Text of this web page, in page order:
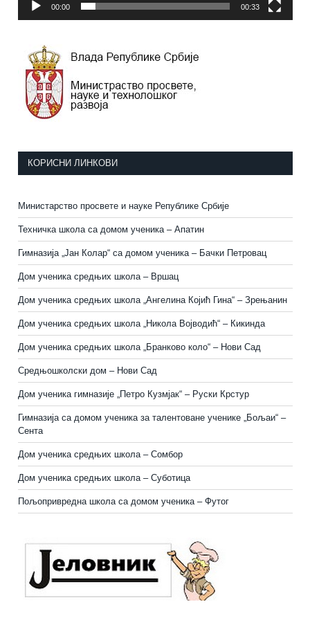
00:00 00:33
КОРИСНИ ЛИНКОВИ
Министарство просвете и науке Републике Србије
Техничка школа са домом ученика – Апатин
Гимназија „Јан Колар“ са домом ученика – Бачки Петровац
Дом ученика средњих школа – Вршац
Дом ученика средњих школа „Ангелина Којић Гина“ – Зрењанин
Дом ученика средњих школа „Никола Војводић“ – Кикинда
Дом ученика средњих школа „Бранково коло“ – Нови Сад
Средњошколски дом – Нови Сад
Дом ученика гимназије „Петро Кузмјак“ – Руски Крстур
Гимназија са домом ученика за талентоване ученике „Бољаи“ –
Сента
Дом ученика средњих школа – Сомбор
Дом ученика средњих школа – Суботица
Пољопривредна школа са домом ученика – Футог